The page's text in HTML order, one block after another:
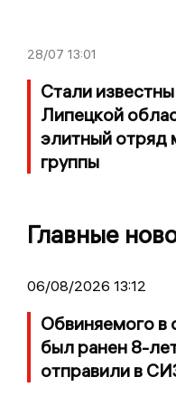
28/07 13:01
Стали
Липецкой
элитный отряд
группы
Главные
06/08/2026 13:12
Обвиняемого в
был ранен 8-
отправили в